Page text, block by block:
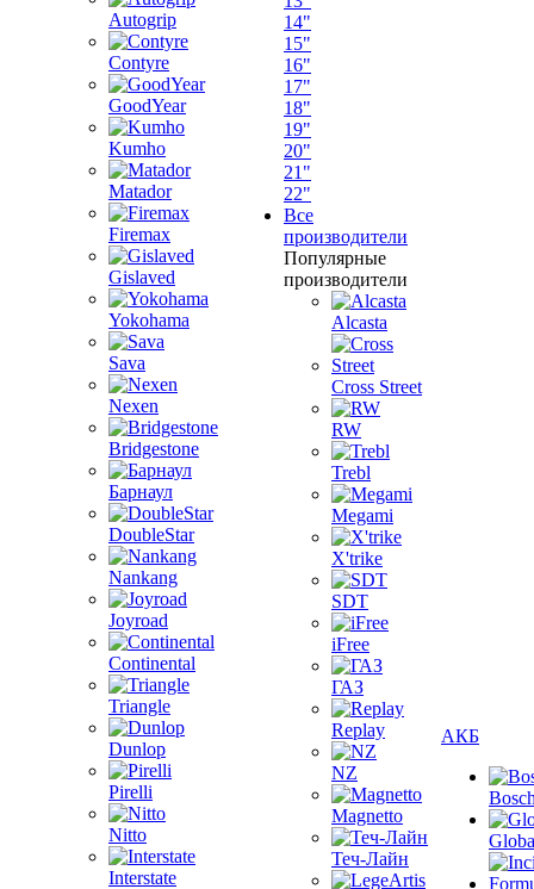
Autogrip
Contyre
GoodYear
Kumho
Matador
Firemax
Gislaved
Yokohama
Sava
Nexen
Bridgestone
Барнаул
DoubleStar
Nankang
Joyroad
Continental
Triangle
Dunlop
Pirelli
Nitto
Interstate
14"
15"
16"
17"
18"
19"
20"
21"
22"
Все
производители
Популярные
производители
Alcasta
Cross Street
RW
Trebl
Megami
X'trike
SDT
iFree
ГАЗ
Replay
NZ
Magnetto
Теч-Лайн
АКБ